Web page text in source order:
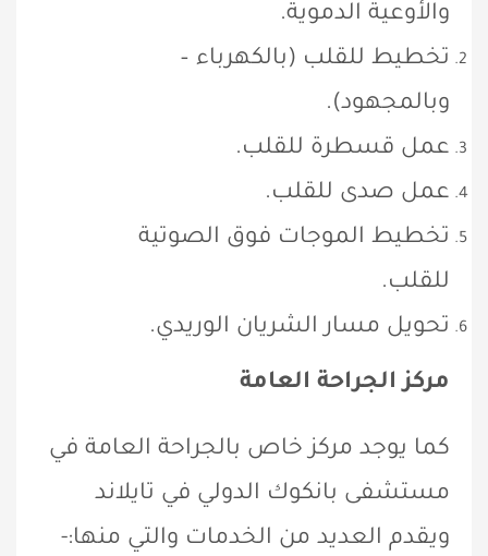
والأوعية الدموية.
تخطيط للقلب (بالكهرباء –
وبالمجهود).
عمل قسطرة للقلب.
عمل صدى للقلب.
تخطيط الموجات فوق الصوتية
للقلب.
تحويل مسار الشريان الوريدي.
مركز الجراحة العامة
كما يوجد مركز خاص بالجراحة العامة في
مستشفى بانكوك الدولي في تايلاند
ويقدم العديد من الخدمات والتي منها:-